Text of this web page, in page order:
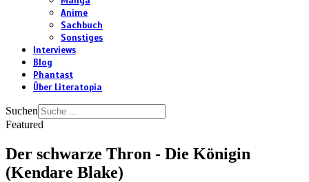
Anime
Sachbuch
Sonstiges
Interviews
Blog
Phantast
Über Literatopia
Suchen
Featured
Der schwarze Thron - Die Königin
(Kendare Blake)